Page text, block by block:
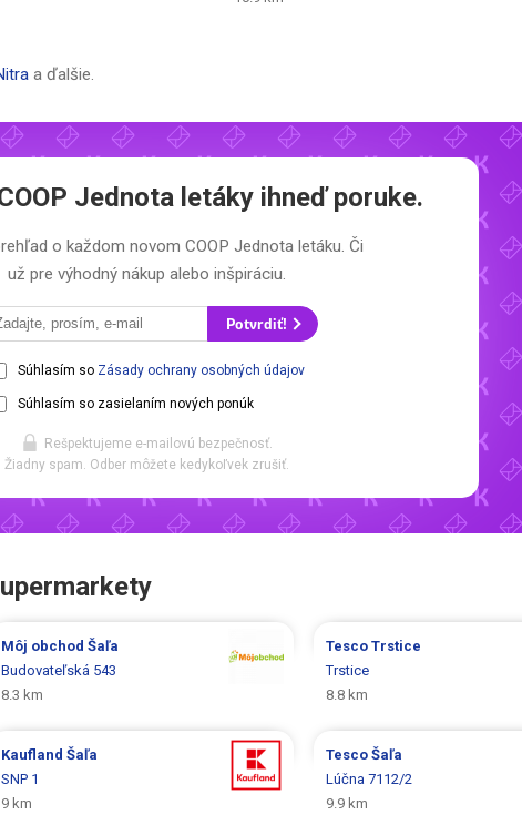
a ďalšie.
Jednota letákyihneď poruke.
o každom novom COOP Jednota letáku. Či
už pre výhodný nákup alebo inšpiráciu.
Potvrdiť!
Súhlasím so Zásady ochrany osobných údajov
Súhlasím so zasielaním nových ponúk
Rešpektujeme e-mailovú bezpečnosť.
Žiadny spam. Odber môžete kedykoľvek zrušiť.
Môj obchod Šaľa
Budovateľská 543
8.3 km
Tesco Trstice
Trstice
8.8 km
Kaufland Šaľa
SNP 1
9 km
Tesco Šaľa
Lúčna 7112/2
9.9 km